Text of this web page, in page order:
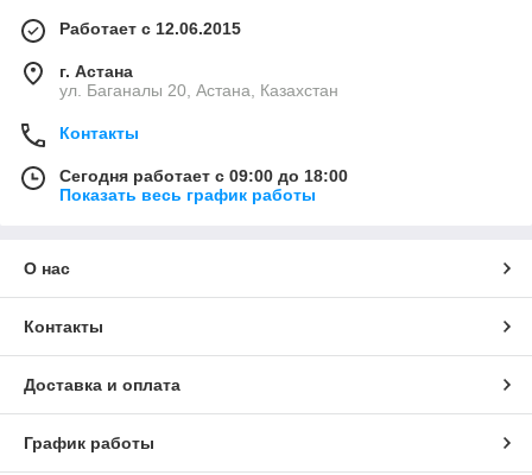
Работает с 12.06.2015
г. Астана
ул. Баганалы 20, Астана, Казахстан
Контакты
Сегодня работает с 09:00 до 18:00
Показать весь график работы
О нас
Контакты
Доставка и оплата
График работы